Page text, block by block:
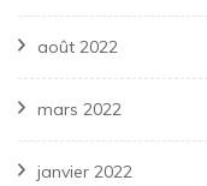
août 2022
mars 2022
janvier 2022